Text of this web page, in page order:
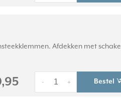
Afdekken met
+
- Bestel